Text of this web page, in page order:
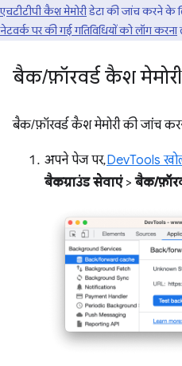
एचटीटीपी कैश मेमोरीडेटा की जांच करने के
नेटवर्क पर की गई गतिविधियों को लॉग करना
बैक/फ़ॉरवर्ड कैश
बैक/फ़ॉरवर्ड कैश मेमोरी की जांच
अपने पेज पर,DevTools
बैकग्राउंड सेवाएं>बैक/